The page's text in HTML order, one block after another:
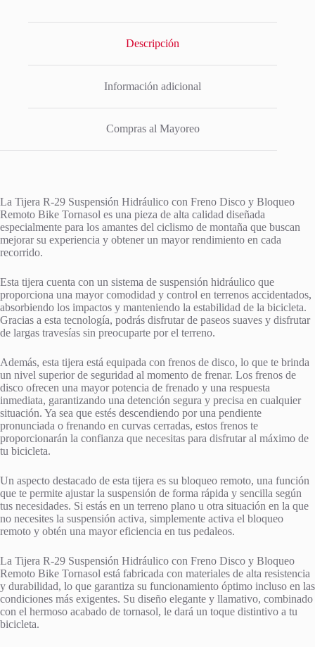
Descripción
Información adicional
Compras al Mayoreo
La Tijera R-29 Suspensión Hidráulico con Freno Disco y Bloqueo
Remoto Bike Tornasol es una pieza de alta calidad diseñada
especialmente para los amantes del ciclismo de montaña que buscan
mejorar su experiencia y obtener un mayor rendimiento en cada
recorrido.
Esta tijera cuenta con un sistema de suspensión hidráulico que
proporciona una mayor comodidad y control en terrenos accidentados,
absorbiendo los impactos y manteniendo la estabilidad de la bicicleta.
Gracias a esta tecnología, podrás disfrutar de paseos suaves y disfrutar
de largas travesías sin preocuparte por el terreno.
Además, esta tijera está equipada con frenos de disco, lo que te brinda
un nivel superior de seguridad al momento de frenar. Los frenos de
disco ofrecen una mayor potencia de frenado y una respuesta
inmediata, garantizando una detención segura y precisa en cualquier
situación. Ya sea que estés descendiendo por una pendiente
pronunciada o frenando en curvas cerradas, estos frenos te
proporcionarán la confianza que necesitas para disfrutar al máximo de
tu bicicleta.
Un aspecto destacado de esta tijera es su bloqueo remoto, una función
que te permite ajustar la suspensión de forma rápida y sencilla según
tus necesidades. Si estás en un terreno plano u otra situación en la que
no necesites la suspensión activa, simplemente activa el bloqueo
remoto y obtén una mayor eficiencia en tus pedaleos.
La Tijera R-29 Suspensión Hidráulico con Freno Disco y Bloqueo
Remoto Bike Tornasol está fabricada con materiales de alta resistencia
y durabilidad, lo que garantiza su funcionamiento óptimo incluso en las
condiciones más exigentes. Su diseño elegante y llamativo, combinado
con el hermoso acabado de tornasol, le dará un toque distintivo a tu
bicicleta.